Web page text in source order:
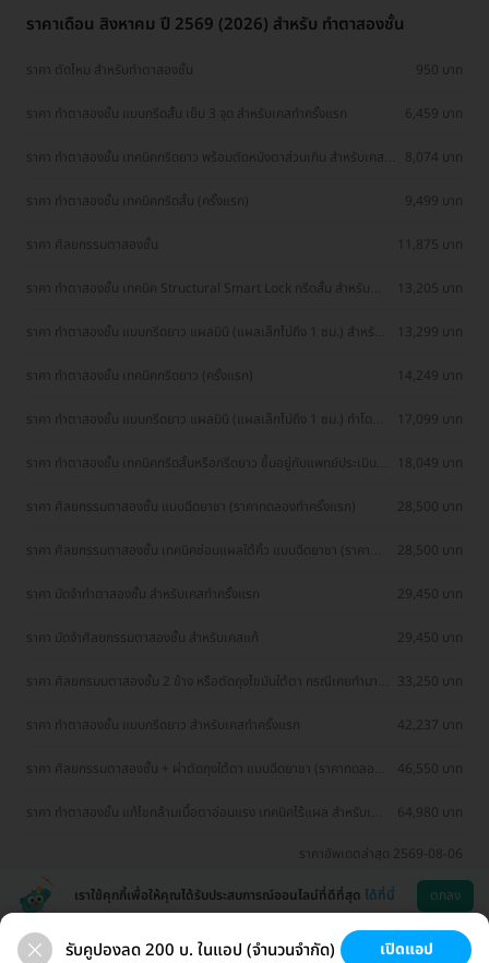
ราคาเดือน สิงหาคม ปี 2569 (2026) สำหรับ ทำตาสองชั้น
ราคา ตัดไหม สำหรับทำตาสองชั้น 950 บาท
ราคา ทำตาสองชั้น แบบกรีดสั้น เย็บ 3 จุด สำหรับเคสทำครั้งแรก 6,459 บาท
ราคา ทำตาสองชั้น เทคนิคกรีดยาว พร้อมตัดหนังตาส่วนเกิน สำหรับเคส
8,074 บาท
ราคา ทำตาสองชั้น เทคนิคกรีดสั้น (ครั้งแรก) 9,499 บาท
ราคา ศัลยกรรมตาสองชั้น 11,875 บาท
ราคา ทำตาสองชั้น เทคนิค Structural Smart Lock กรีดสั้น สำหรับ
13,205 บาท
ราคา ทำตาสองชั้น แบบกรีดยาว แผลมินิ (แผลเล็กไม่ถึง 1 ซม.) สำหรับ
13,299 บาท
ราคา ทำตาสองชั้น เทคนิคกรีดยาว (ครั้งแรก) 14,249 บาท
ราคา ทำตาสองชั้น แบบกรีดยาว แผลมินิ (แผลเล็กไม่ถึง 1 ซม.) ทำโดย
17,099 บาท
ราคา ทำตาสองชั้น เทคนิคกรีดสั้นหรือกรีดยาว ขึ้นอยู่กับแพทย์ประเมิน
18,049 บาท
ราคา ศัลยกรรมตาสองชั้น แบบฉีดยาชา (ราคาทดลองทำครั้งแรก) 28,500 บาท
ราคา ศัลยกรรมตาสองชั้น เทคนิคซ่อนแผลใต้คิ้ว แบบฉีดยาชา (ราคา
28,500 บาท
ราคา มัดจำทำตาสองชั้น สำหรับเคสทำครั้งแรก 29,450 บาท
ราคา มัดจำศัลยกรรมตาสองชั้น สำหรับเคสแก้ 29,450 บาท
ราคา ศัลยกรมมตาสองชั้น 2 ข้าง หรือตัดถุงไขมันใต้ตา กรณีเคยทำมา
33,250 บาท
ราคา ทำตาสองชั้น แบบกรีดยาว สำหรับเคสทำครั้งแรก 42,237 บาท
ราคา ศัลยกรรมตาสองชั้น + ผ่าตัดถุงใต้ตา แบบฉีดยาชา (ราคาทดลอง
46,550 บาท
ราคา ทำตาสองชั้น แก้ไขกล้ามเนื้อตาอ่อนแรง เทคนิคไร้แผล สำหรับเคส
64,980 บาท
ราคาอัพเดตล่าสุด 2569-08-06
เราใช้คุกกี้เพื่อให้คุณได้รับประสบการณ์ออนไลน์ที่ดีที่สุด ได้ที่นี่ ตกลง
รับคูปองลด 200 บ. ในแอป (จำนวนจำกัด) เปิดแอป